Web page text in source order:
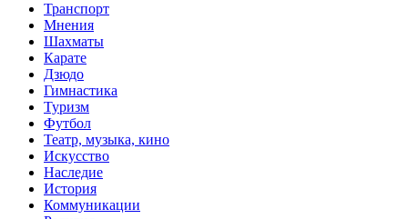
Транспорт
Мнения
Шахматы
Карате
Дзюдо
Гимнастика
Туризм
Футбол
Театр, музыка, кино
Искусство
Наследие
История
Коммуникации